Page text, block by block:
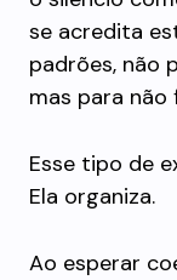
se acredita
padrões, não
mas para não
Esse tipo de
Ela organiza.
Ao esperar